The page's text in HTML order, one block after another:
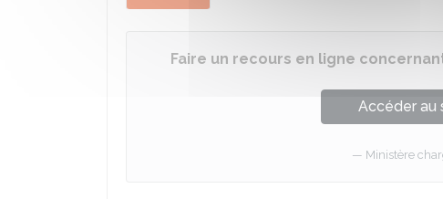
Faire un recours en ligne
Accéder au
Ministère